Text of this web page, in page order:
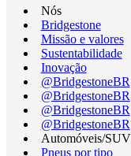
Nós
Bridgestone
Missão e valores
Sustentabilidade
Inovação
@BridgestoneBR
@BridgestoneBR
@BridgestoneBR
@BridgestoneBR
Automóveis/
Pneus por tipo